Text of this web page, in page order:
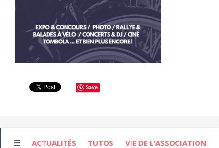
Save
ACTUALITÉS TUTOS VIE DE L'ASSOCIATION